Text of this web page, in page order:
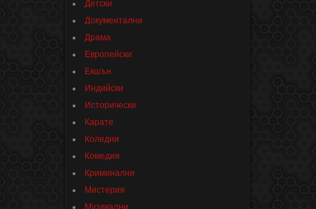
Детски
Документални
Драма
Европейски
Екшън
Индийски
Исторически
Карате
Коледни
Комедия
Криминални
Мистерия
Музикални